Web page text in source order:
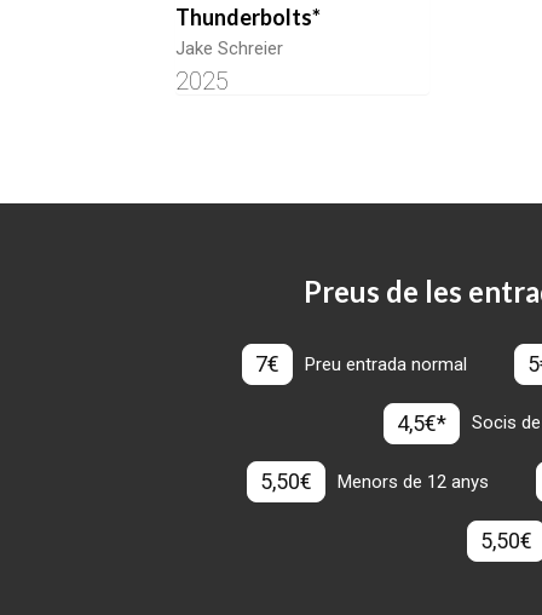
Thunderbolts*
Jake Schreier
2025
Preus de les
7€ Preu entrada normal
4,5€* Socis
5,50€ Menors de 12 anys
5,50€